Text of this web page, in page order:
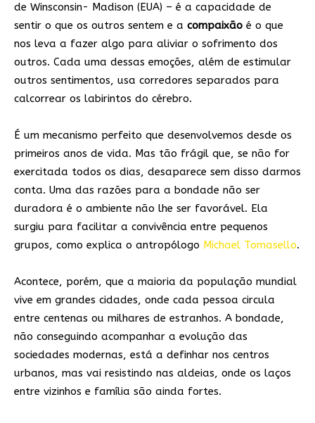
de Winsconsin- Madison (EUA) – é a capacidade de
sentir o que os outros sentem e a compaixão é o que
nos leva a fazer algo para aliviar o sofrimento dos
outros. Cada uma dessas emoções, além de estimular
outros sentimentos, usa corredores separados para
calcorrear os labirintos do cérebro.
É um mecanismo perfeito que desenvolvemos desde os
primeiros anos de vida. Mas tão frágil que, se não for
exercitada todos os dias, desaparece sem disso darmos
conta. Uma das razões para a bondade não ser
duradora é o ambiente não lhe ser favorável. Ela
surgiu para facilitar a convivência entre pequenos
grupos, como explica o antropólogo Michael Tomasello.
Acontece, porém, que a maioria da população mundial
vive em grandes cidades, onde cada pessoa circula
entre centenas ou milhares de estranhos. A bondade,
não conseguindo acompanhar a evolução das
sociedades modernas, está a definhar nos centros
urbanos, mas vai resistindo nas aldeias, onde os laços
entre vizinhos e família são ainda fortes.